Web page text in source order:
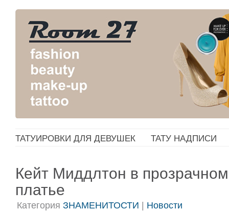
ТАТУИРОВКИ ДЛЯ ДЕВУШЕК ТАТУ НАДПИСИ
Кейт Миддлтон в прозрачном
платье
Категория ЗНАМЕНИТОСТИ Новости